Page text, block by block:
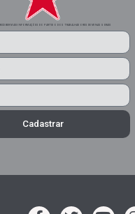
RECEBER MAIS INFORMAÇÕES DO PARTIDO DOS TRABALHADORES DE MINAS GERAIS
Cadastrar